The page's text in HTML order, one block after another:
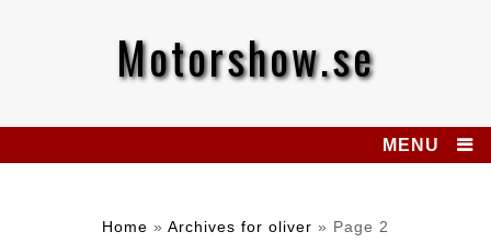
Motorshow.se
MENU
Home » Archives for oliver » Page 2